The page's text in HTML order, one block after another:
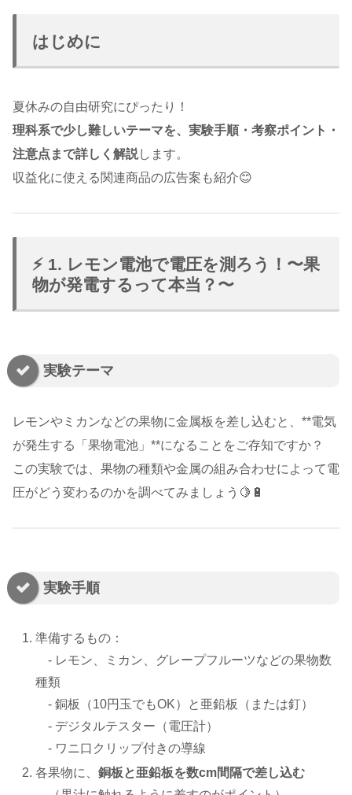
はじめに
夏休みの自由研究にぴったり！
理科系で少し難しいテーマを、実験手順・考察ポイント・
注意点まで詳しく解説します。
収益化に使える関連商品の広告案も紹介😊
⚡ 1. レモン電池で電圧を測ろう！〜果
物が発電するって本当？〜
実験テーマ
レモンやミカンなどの果物に金属板を差し込むと、**電気
が発生する「果物電池」**になることをご存知ですか？
この実験では、果物の種類や金属の組み合わせによって電
圧がどう変わるのかを調べてみましょう🍋🔋
実験手順
準備するもの：
- レモン、ミカン、グレープフルーツなどの果物数
種類
- 銅板（10円玉でもOK）と亜鉛板（または釘）
- デジタルテスター（電圧計）
- ワニ口クリップ付きの導線
各果物に、銅板と亜鉛板を数cm間隔で差し込む